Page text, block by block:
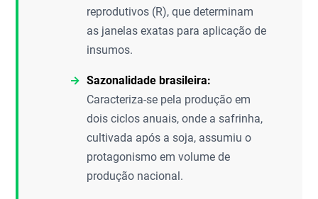
reprodutivos (R), que determinam
as janelas exatas para aplicação de
insumos.
Sazonalidade brasileira:
Caracteriza-se pela produção em
dois ciclos anuais, onde a safrinha,
cultivada após a soja, assumiu o
protagonismo em volume de
produção nacional.